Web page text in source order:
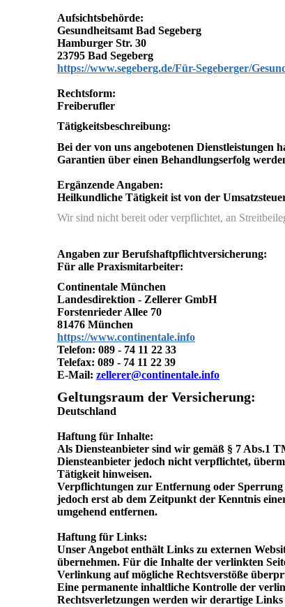
Aufsichtsbehörde:
Gesundheitsamt Bad Segeberg
Hamburger Str. 30
23795 Bad Segeberg
https://www.segeberg.de/Für-Segeberger/
Rechtsform:
Freiberufler
Tätigkeitsbeschreibung:
Bei der von uns angebotenen Dienstleistungen
Garantien über einen Behandlungserfolg
Ergänzende Angaben:
Heilkundliche Tätigkeit ist von der
Wir sind nicht bereit oder verpflichtet, an
Angaben zur Berufshaftpflichtversicherung:
Für alle Praxismitarbeiter:
Continentale München
Landesdirektion - Zellerer GmbH
Forstenrieder Allee 70
81476 München
https://www.continentale.info
Telefon: 089 - 74 11 22 33
Telefax: 089 - 74 11 22 39
E-Mail: zellerer@continentale.info
Geltungsraum der Versicherung:
Deutschland
Haftung für Inhalte:
Als Diensteanbieter sind wir gemäß § 7 Abs.1
Diensteanbieter jedoch nicht verpflichtet,
Tätigkeit hinweisen.
Verpflichtungen zur Entfernung oder Sperrung
jedoch erst ab dem Zeitpunkt der Kenntnis
umgehend entfernen.
Haftung für Links:
Unser Angebot enthält Links zu externen
übernehmen. Für die Inhalte der verlinkten
Verlinkung auf mögliche Rechtsverstöße
Eine permanente inhaltliche Kontrolle der
Rechtsverletzungen werden wir derartige